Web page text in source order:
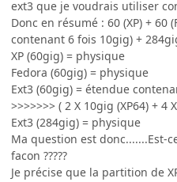
ext3 que je voudrais utiliser
Donc en résumé : 60 (XP) + 60
contenant 6 fois 10gig) +
XP (60gig) = physique
Fedora (60gig) = physique
Ext3 (60gig) = étendue
>>>>>>> ( 2 X 10gig (XP64) + 4
Ext3 (284gig) = physique
Ma question est donc.......Est-
facon ?????
Je précise que la partition de